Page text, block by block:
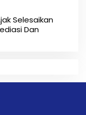
Selesaikan
Dan